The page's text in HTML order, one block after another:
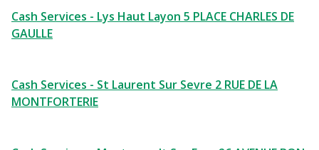
Cash Services - Lys Haut Layon 5 PLACE CHARLES DE
GAULLE
Cash Services - St Laurent Sur Sevre 2 RUE DE LA
MONTFORTERIE